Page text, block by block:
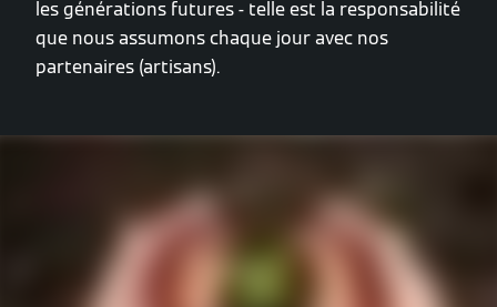
les générations futures - telle est la responsabilité
que nous assumons chaque jour avec nos
partenaires (artisans).